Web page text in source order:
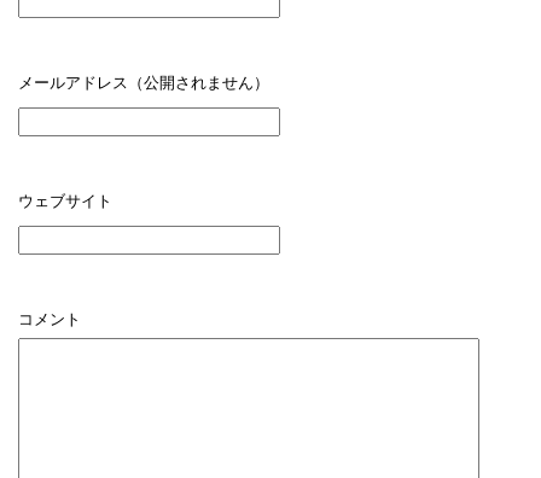
メールアドレス（公開されません）
ウェブサイト
コメント